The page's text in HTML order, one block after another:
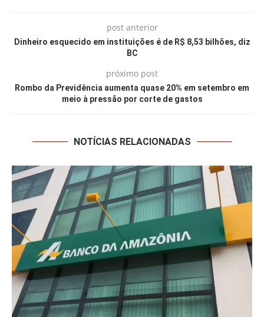
post anterior
Dinheiro esquecido em instituições é de R$ 8,53 bilhões, diz
BC
próximo post
Rombo da Previdência aumenta quase 20% em setembro em
meio à pressão por corte de gastos
NOTÍCIAS RELACIONADAS